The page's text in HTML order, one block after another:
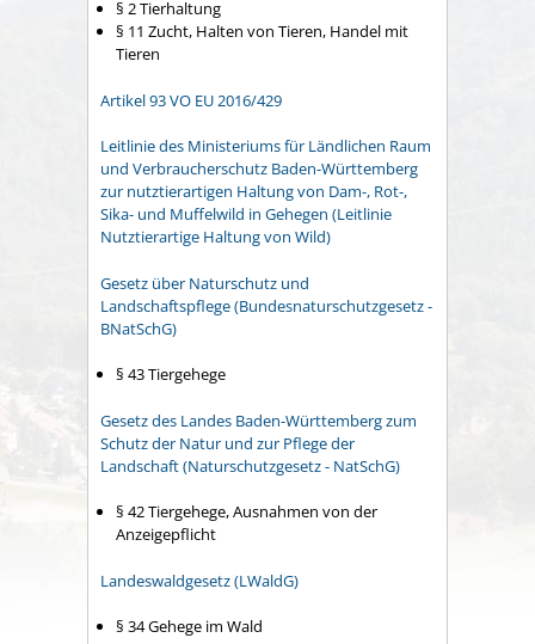
§ 2 Tierhaltung
§ 11 Zucht, Halten von Tieren, Handel mit
Tieren
Artikel 93 VO EU 2016/429
Leitlinie des Ministeriums für Ländlichen Raum
und Verbraucherschutz Baden-Württemberg
zur nutztierartigen Haltung von Dam-, Rot-,
Sika- und Muffelwild in Gehegen (Leitlinie
Nutztierartige Haltung von Wild)
Gesetz über Naturschutz und
Landschaftspflege (Bundesnaturschutzgesetz -
BNatSchG)
§ 43Tiergehege
Gesetz des Landes Baden-Württemberg zum
Schutz der Natur und zur Pflege der
Landschaft (Naturschutzgesetz - NatSchG)
§ 42Tiergehege, Ausnahmen von der
Anzeigepflicht
Landeswaldgesetz (LWaldG)
§ 34 Gehege im Wald